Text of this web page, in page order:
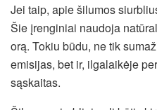
Jei taip, apie šilumos
Šie įrenginiai naudoja
orą. Tokiu būdu, ne tik
emisijas, bet ir, ilgalaikėje
sąskaitas.